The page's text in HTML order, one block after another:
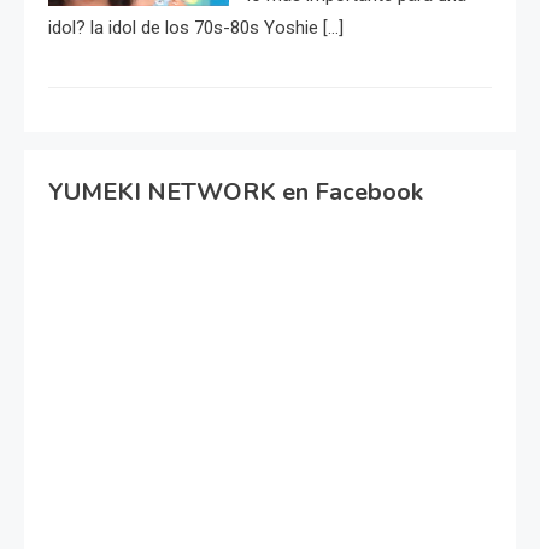
idol? la idol de los 70s-80s Yoshie […]
YUMEKI NETWORK en Facebook